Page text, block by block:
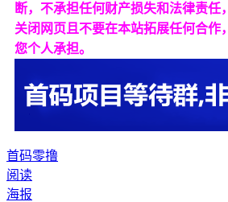
断，不承担任何财产损失和法律责任
关闭网页且不要在本站拓展任何合作
您个人承担。
首码零撸
阅读
海报